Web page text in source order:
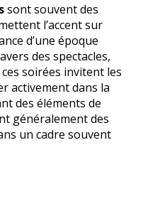
sont souvent des
l’accent sur
d’une époque
des spectacles,
soirées invitent les
activement dans la
des éléments de
généralement des
un cadre souvent